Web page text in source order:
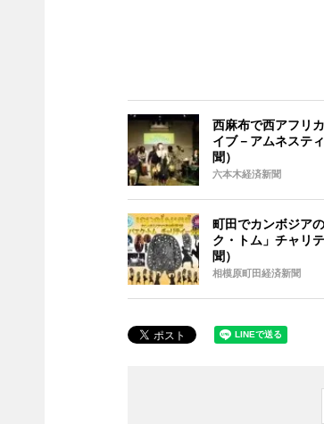
西麻布で西アフリ
イブ－アムネステ
聞）
六本木経済新聞
町田でカンボジア
ク・トム」チャリ
聞）
相模原町田経済新聞